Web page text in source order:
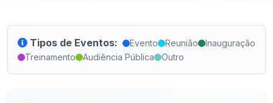
Tipos de Eventos: Evento Reunião
Inauguração
Treinamento
Audiência Pública Outro